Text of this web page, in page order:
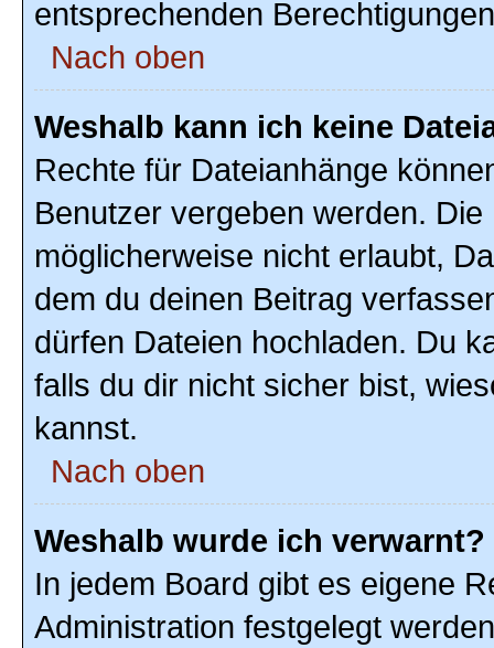
entsprechenden
Nach oben
Weshalb kann ich keine
Rechte für Dateianhänge
Benutzer vergeben werden.
möglicherweise nicht erlaubt,
dem du deinen Beitrag
dürfen Dateien hochladen. Du
falls du dir nicht sicher bist,
kannst.
Nach oben
Weshalb wurde ich verwarnt?
In jedem Board gibt es eigene
Administration festgelegt